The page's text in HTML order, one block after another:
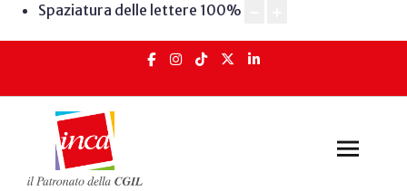
Spaziatura delle lettere 100%